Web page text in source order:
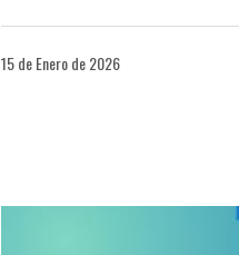
15 de Enero de 2026